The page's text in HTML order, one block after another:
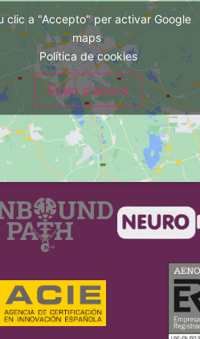
clic a "Accepto" per activar Google
maps
Política de cookies
Estic d'acord